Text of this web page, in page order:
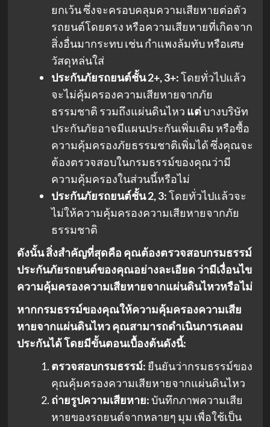
ยกเว้น ซึ่งจะครอบคลุมความเสียหายต่อตัว
รถยนต์โดยตรง หรือความเสียหายที่เกิดจาก
สิ่งอื่นมากระทบ เช่น กำแพงล้มทับ หรือเศษ
วัสดุหล่นใส่
ประกันภัยรถยนต์ชั้น 2+, 3+:โดยทั่วไปแล้ว
จะไม่คุ้มครองความเสียหายจากภัย
ธรรมชาติ รวมถึงแผ่นดินไหว แต่บางบริษัท
ประกันภัยอาจมีแผนประกันเพิ่มเติม หรือซื้อ
ความคุ้มครองภัยธรรมชาติเพิ่มได้ ซึ่งคุณจะ
ต้องตรวจสอบในกรมธรรม์ของคุณว่ามี
ความคุ้มครองในส่วนนี้หรือไม่
ประกันภัยรถยนต์ชั้น 2, 3:โดยทั่วไปแล้วจะ
ไม่ให้ความคุ้มครองความเสียหายจากภัย
ธรรมชาติ
ดังนั้น สิ่งสำคัญที่สุดคือ คุณต้องตรวจสอบกรมธรรม์
ประกันภัยรถยนต์ของคุณอย่างละเอียด ว่ามีเงื่อนไข
ความคุ้มครองความเสียหายจากแผ่นดินไหวหรือไม่
หากกรมธรรม์ของคุณให้ความคุ้มครองความเสีย
หายจากแผ่นดินไหว คุณสามารถดำเนินการเคลม
ประกันได้ โดยมีขั้นตอนเบื้องต้นดังนี้:
ตรวจสอบกรมธรรม์: ยืนยันว่ากรมธรรม์ของ
คุณคุ้มครองความเสียหายจากแผ่นดินไหว
ถ่ายรูปความเสียหาย:บันทึกภาพความเสีย
หายของรถยนต์จากหลายๆ มุม เพื่อใช้เป็น